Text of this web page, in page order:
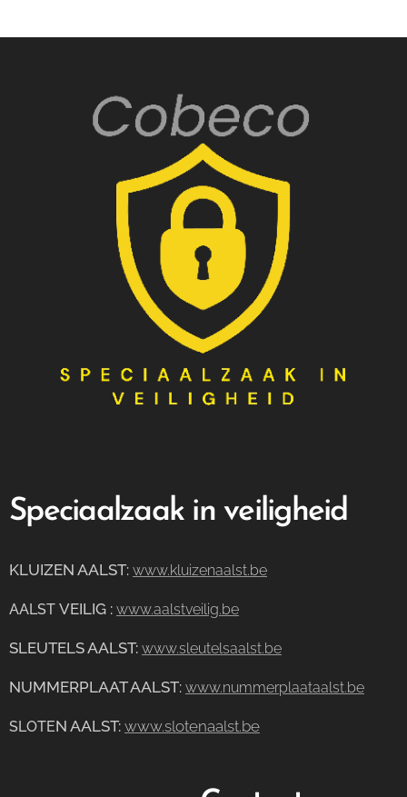
Speciaalzaak in veiligheid
KLUIZEN AALST: www.kluizenaalst.be
AALST VEILIG : www.aalstveilig.be
SLEUTELS AALST: www.sleutelsaalst.be
NUMMERPLAAT AALST: www.nummerplaataalst.be
SLOTEN AALST: www.slotenaalst.be